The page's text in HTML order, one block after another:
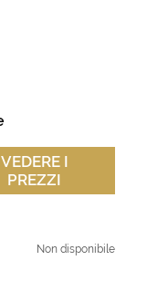
Non disponibile
VEDERE I
PREZZI